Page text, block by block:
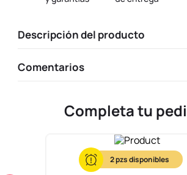
Descripción del producto
Comentarios
Completa tu
2
10. one piece